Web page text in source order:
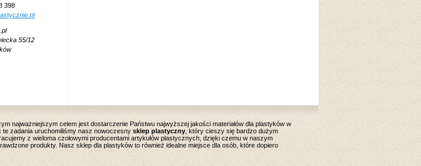
398
55/12
najważniejszym celem jest dostarczenie Państwu najwyższej jakości materiałów dla plastyków w
zadania uruchomiliśmy nasz nowoczesnysklep plastyczny, który cieszy się bardzo dużym
z wieloma czołowymi producentami artykułów plastycznych, dzięki czemu w naszym
produkty. Nasz sklep dla plastyków to również idealne miejsce dla osób, które dopiero